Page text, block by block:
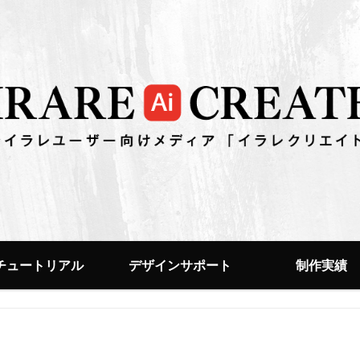
ュートリアル デザインサポート 制作実績